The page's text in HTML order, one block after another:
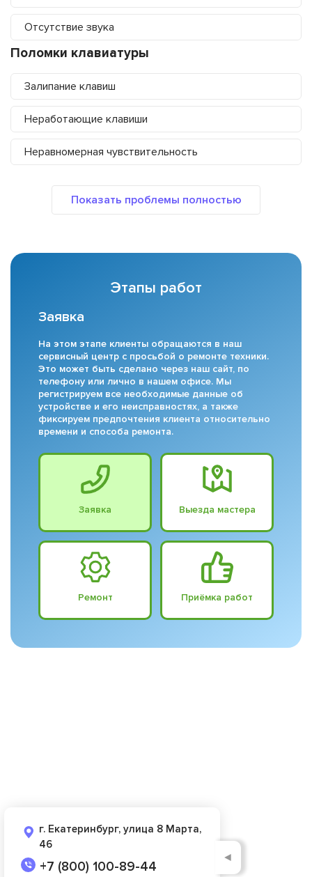
Отсутствие звука
Поломки клавиатуры
Залипание клавиш
Неработающие клавиши
Неравномерная чувствительность
Этапы работ
Заявка
На этом этапе клиенты обращаются в наш
сервисный центр с просьбой о ремонте техники.
Это может быть сделано через наш сайт, по
телефону или лично в нашем офисе. Мы
регистрируем все необходимые данные об
устройстве и его неисправностях, а также
фиксируем предпочтения клиента относительно
времени и способа ремонта.
Заявка Выезда мастера
Ремонт Приёмка работ
г. Екатеринбург, улица 8 Марта,
46
+7 (800) 100-89-44
◄